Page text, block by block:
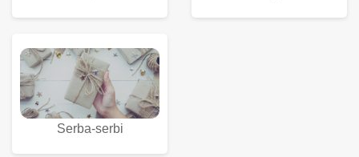
Serba-serbi